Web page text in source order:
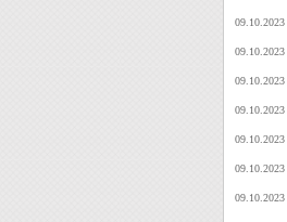
09.10.2023
09.10.2023
09.10.2023
09.10.2023
09.10.2023
09.10.2023
09.10.2023